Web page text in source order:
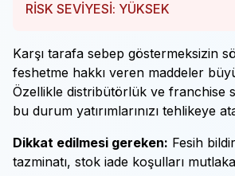
RİSK SEVİYESİ: YÜKSEK
Karşı tarafa sebep göstermeksizin
feshetme hakkı veren maddeler
Özellikle distribütörlük ve franchise
bu durum yatırımlarınızı tehlikeye
Dikkat edilmesi gereken: Fesih
tazminatı, stok iade koşulları